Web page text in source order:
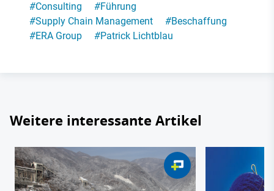
#Consulting #Führung
#Supply Chain Management #Beschaffung
#ERA Group #Patrick Lichtblau
Weitere interessante Artikel